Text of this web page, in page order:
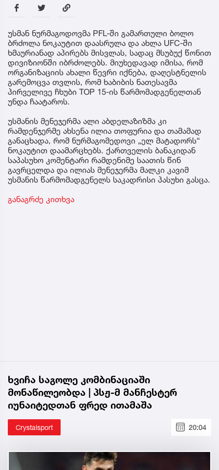
უსმან ნურმაგოდოვმა PFL-ში გამართული ბოლო
ბრძოლა ნოკაუტით დაასრულა და ახლა UFC-ში
ხმაურიანად აპირებს მისვლას, სადაც მსუბუქ წონით
დივიზიონში იბრძოლებს. მიუხედავად იმისა, რომ
ორგანიზაციის ახალი წევრი იქნება, დაღესტნელის
გარემოცვა თვლის, რომ ხაბიბის ნათესავმა
პირველივე ჩხუბი TOP 15-ის წარმომადგენელთან
უნდა ჩაატაროს.
უსმანის მენეჯერმა ალი აბდელაზიზმა კი
რამდენჯერმე ახსენა ილია თოფურია და თამამად
განაცხადა, რომ ნურმაგომედოვი „ელ მატადორს“
ნოკაუტით დაამარცხებს. ქართველის ბანაკიდან
საპასუხო კომენტარი რამდენიმე საათის წინ
გავრცელდა და ილიას მენეჯერმა მალკი კავიმ
უსმანის წარმომადგენელს საკადრისი პასუხი გასცა.
განაგრძე კითხვა
ხვიჩა საგოლე კომბინაციაში
მონაწილეობდა | პსჟ-მ მანჩესტერ
იუნაიტედთან ფრედ ითამაშა
Crystalsport 20:04